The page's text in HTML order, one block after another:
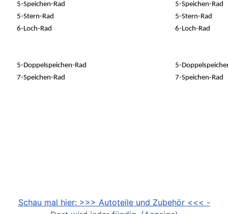
5-Speichen-Rad
5-Speichen-Rad
5-Stern-Rad
5-Stern-Rad
6-Loch-Rad
6-Loch-Rad
5-Doppelspeichen-Rad
5-
7-Speichen-Rad
7-Speichen-Rad
Schau mal hier: >>> Autoteile und Zubehör <<< -